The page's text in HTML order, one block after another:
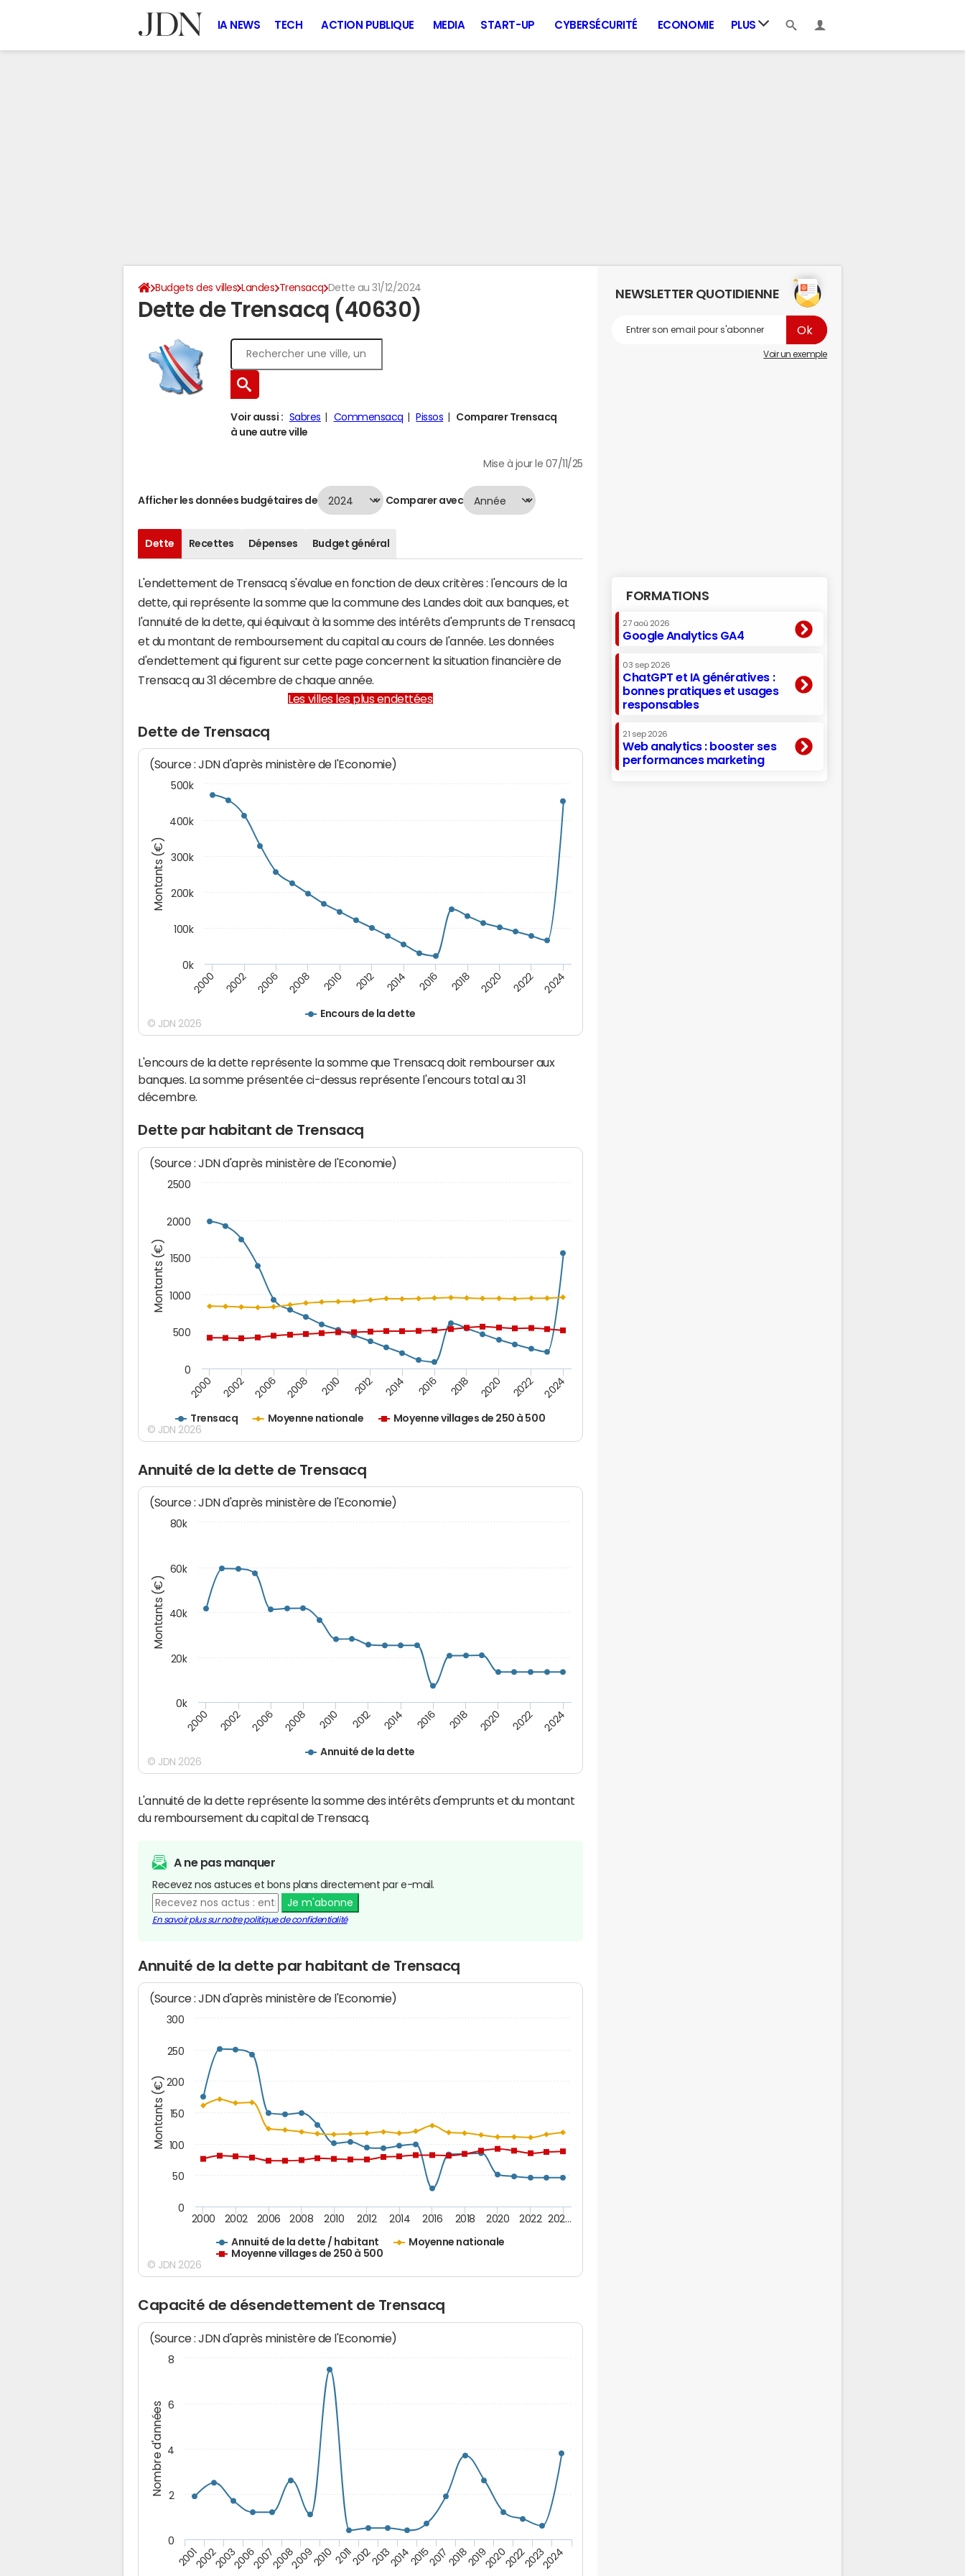
IA NEWS TECH ACTION PUBLIQUE MEDIA START-UP CYBERSÉCURITÉ ECONOMIE PLUS
Budgets des villes Landes Trensacq Dette au 31/12/2024
Dette de Trensacq (40630)
Voir aussi : Sabres Commensacq Pissos
Comparer Trensacq
à une autre ville
Mise à jour le 07/11/25
Afficher les données budgétaires de Comparer avec
Dette Recettes Dépenses Budget général
L'endettement de Trensacq s'évalue en fonction de deux critères : l'encours de la
dette, qui représente la somme que la commune des Landes doit aux banques, et
l'annuité de la dette, qui équivaut à la somme des intérêts d'emprunts de Trensacq
et du montant de remboursement du capital au cours de l'année. Les données
d'endettement qui figurent sur cette page concernent la situation financière de
Trensacq au 31 décembre de chaque année.
Les villes les plus endettées
Dette de Trensacq
Montants (€)
(Source : JDN d'après ministère de l'Economie)
Encours de la dette
2000 2002 2006 2008 2010 2012 2014 2016 2018 2020 2022 2024
0k
100k
200k
300k
400k
500k
© JDN 2026
L'encours de la dette représente la somme que Trensacq doit rembourser aux
banques. La somme présentée ci-dessus représente l'encours total au 31
décembre.
Dette par habitant de Trensacq
Montants (€)
(Source : JDN d'après ministère de l'Economie)
Trensacq Moyenne nationale Moyenne villages de 250 à 500
2000 2002 2006 2008 2010 2012 2014 2016 2018 2020 2022 2024
0
500
1000
1500
2000
2500
© JDN 2026
Annuité de la dette de Trensacq
Montants (€)
(Source : JDN d'après ministère de l'Economie)
Annuité de la dette
2000 2002 2006 2008 2010 2012 2014 2016 2018 2020 2022 2024
0k
20k
40k
60k
80k
© JDN 2026
L'annuité de la dette représente la somme des intérêts d'emprunts et du montant
du remboursement du capital de Trensacq.
A ne pas manquer
Recevez nos astuces et bons plans directement par e-mail.
Je m'abonne
En savoir plus sur notre politique de confidentialité
Annuité de la dette par habitant de Trensacq
Montants (€)
(Source : JDN d'après ministère de l'Economie)
Annuité de la dette / habitant
Moyenne nationale
Moyenne villages de 250 à 500
2000 2002 2006 2008 2010 2012 2014 2016 2018 2020 2022 202…
0
50
100
150
200
250
300
© JDN 2026
Capacité de désendettement de Trensacq
Nombre d'années
(Source : JDN d'après ministère de l'Economie)
20012002200320062007200820092010 201120122013201420152017201820192020202220232024
0
2
4
6
8
NEWSLETTER QUOTIDIENNE
Voir un exemple
FORMATIONS
27 aoû 2026
Google Analytics GA4
03 sep 2026
ChatGPT et IA génératives :
bonnes pratiques et usages
responsables
21 sep 2026
Web analytics : booster ses
performances marketing